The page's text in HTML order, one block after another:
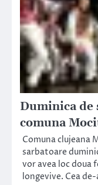
Duminica de
comuna
Comuna clujeana
sarbatoare
vor avea loc doua
longevive. Cea